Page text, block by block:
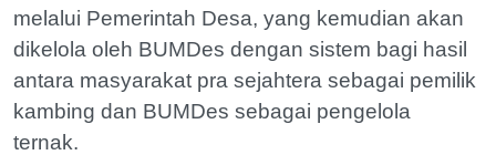
melalui Pemerintah Desa, yang kemudian akan
dikelola oleh BUMDes dengan sistem bagi hasil
antara masyarakat pra sejahtera sebagai pemilik
kambing dan BUMDes sebagai pengelola
ternak.